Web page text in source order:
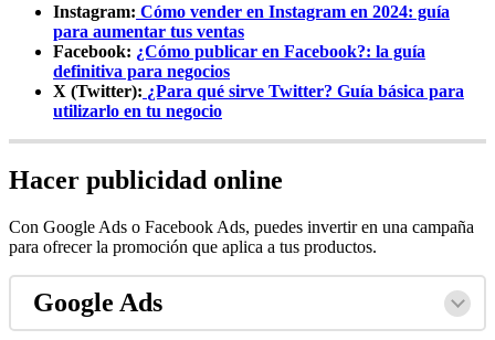
Instagram: Cómo vender en Instagram en 2024: guía
para aumentar tus ventas
Facebook: ¿Cómo publicar en Facebook?: la guía
definitiva para negocios
X (Twitter): ¿Para qué sirve Twitter? Guía básica para
utilizarlo en tu negocio
Hacer publicidad online
Con Google Ads o Facebook Ads, puedes invertir en una campaña
para ofrecer la promoción que aplica a tus productos.
Google Ads